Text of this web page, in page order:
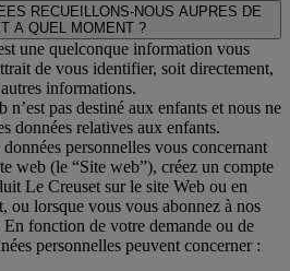
RECUEILLONS-NOUS AUPRES DE
A QUEL MOMENT ?
une quelconque information vous
de vous identifier, soit directement,
informations.
n’est pas destiné aux enfants et nous ne
données relatives aux enfants.
personnelles vous concernant
web (le “Site web”), créez un compte
Le Creuset sur le site Web ou en
ou lorsque vous vous abonnez à nos
fonction de votre demande ou de
personnelles peuvent concerner :